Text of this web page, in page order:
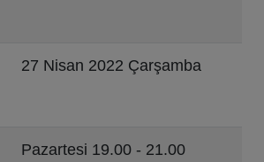
27 Nisan 2022 Çarşamba
Pazartesi 19.00 - 21.00